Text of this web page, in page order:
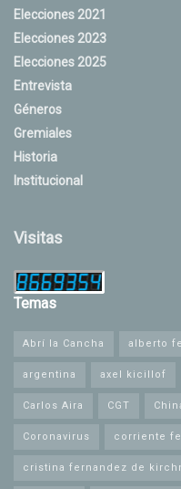
Elecciones 2021
Elecciones 2023
Elecciones 2025
Entrevista
Géneros
Gremiales
Historia
Institucional
Visitas
Temas
Abrí la Cancha alberto
argentina axel kicillof
Carlos Aira CGT
Coronavirus corriente
cristina fernandez de